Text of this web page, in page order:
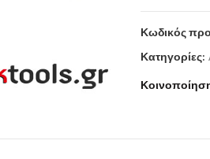
Κωδικός
Κατηγορίες: